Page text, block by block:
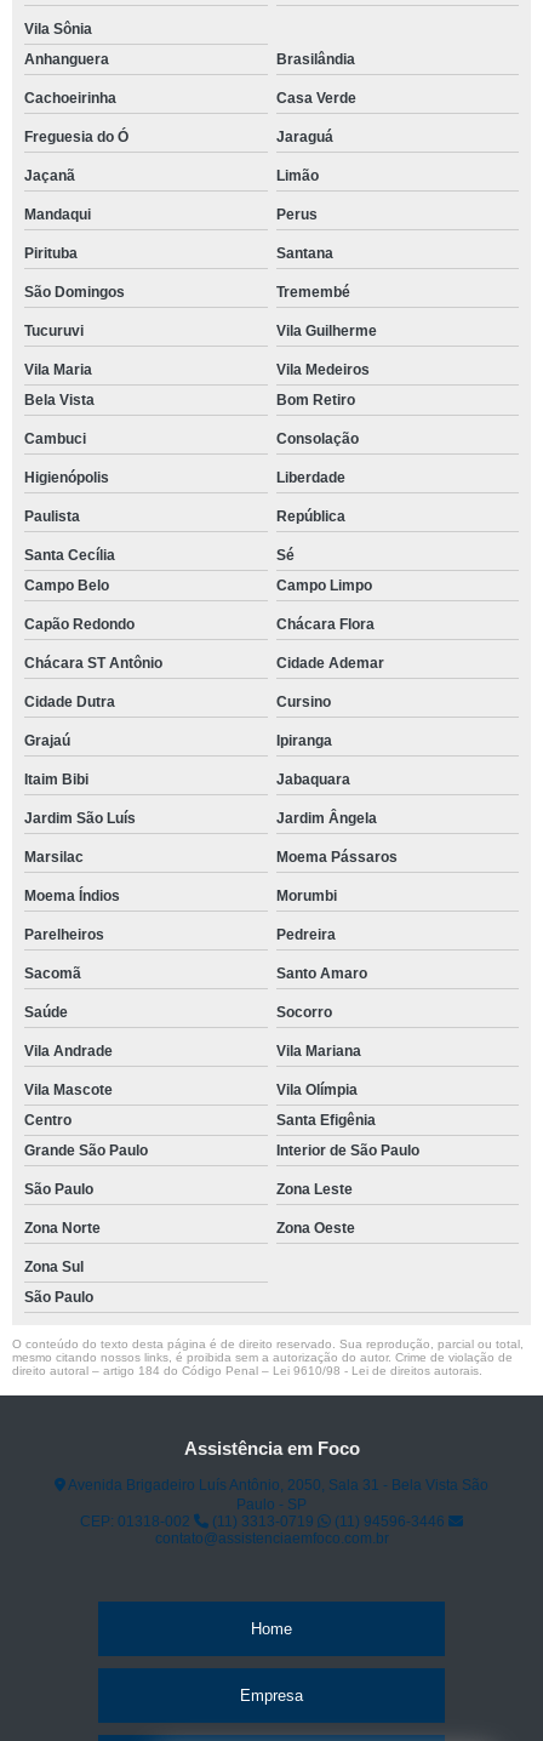
Vila Sônia
Anhanguera
Brasilândia
Cachoeirinha Casa Verde
Freguesia do Ó Jaraguá
Jaçanã Limão
Mandaqui Perus
Pirituba Santana
São Domingos Tremembé
Tucuruvi Vila Guilherme
Vila Maria
Vila Medeiros
Bela Vista
Bom Retiro
Cambuci Consolação
Higienópolis Liberdade
Paulista República
Santa Cecília
Sé
Campo Belo
Campo Limpo
Capão Redondo Chácara Flora
Chácara ST Antônio Cidade Ademar
Cidade Dutra Cursino
Grajaú Ipiranga
Itaim Bibi Jabaquara
Jardim São Luís Jardim Ângela
Marsilac Moema Pássaros
Moema Índios Morumbi
Parelheiros Pedreira
Sacomã Santo Amaro
Saúde Socorro
Vila Andrade Vila Mariana
Vila Mascote
Vila Olímpia
Centro
Santa Efigênia
Grande São Paulo
Interior de São Paulo
São Paulo Zona Leste
Zona Norte Zona Oeste
Zona Sul
São Paulo
O conteúdo do texto desta página é de direito reservado. Sua reprodução, parcial ou total,
mesmo citando nossos links, é proibida sem a autorização do autor. Crime de violação de
direito autoral – artigo 184 do Código Penal – Lei 9610/98 - Lei de direitos autorais
Assistência em Foco
Avenida Brigadeiro Luís Antônio, 2050, Sala 31 - Bela Vista São
Paulo - SP
CEP: 01318-002
(11) 3313-0719
(11) 94596-3446
contato@assistenciaemfoco.com.br
Home
Empresa